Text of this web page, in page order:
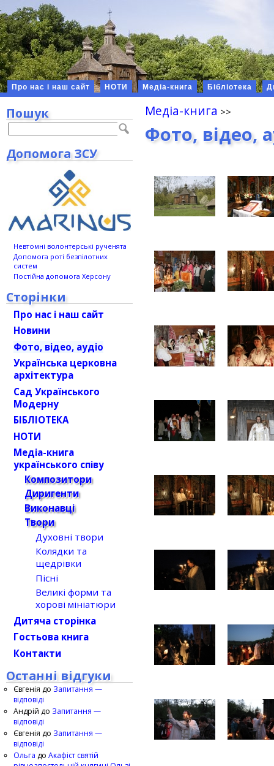
Про нас і наш сайт НОТИ Медіа-книга Бібліотека
Медіа-книга
Фото, відео,
Пошук
Допомога ЗСУ
Невтомні волонтерські рученята
Допомога роті безпілотних
систем
Постійна допомога Херсону
Сторінки
Про нас і наш сайт
Новини
Фото, відео, аудіо
Українська церковна
архітектура
Сад Українського
Модерну
БІБЛІОТЕКА
НОТИ
Медіа-книга
українського співу
Композитори
Диригенти
Виконавці
Твори
Духовні твори
Колядки та
щедрівки
Пісні
Великі форми та
хорові мініатюри
Дитяча сторінка
Гостьова книга
Контакти
Останні відгуки
Євгенія до Запитання —
відповіді
Андрій до Запитання —
відповіді
Євгенія до Запитання —
відповіді
Ольга до Акафіст святій